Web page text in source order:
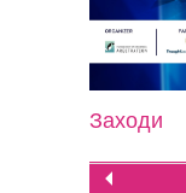
Заходи